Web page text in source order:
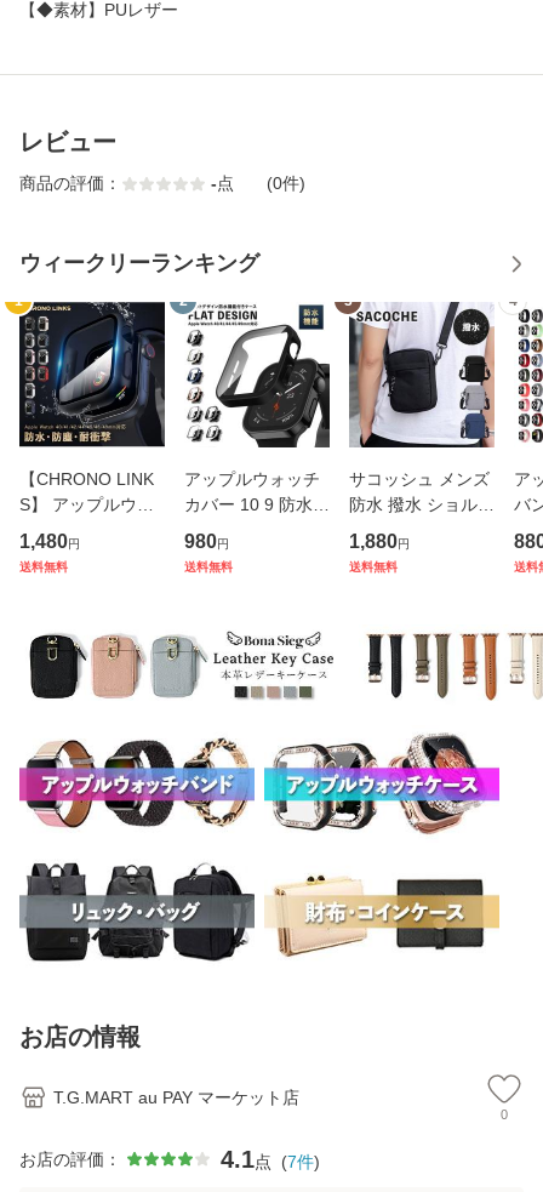
【◆素材】 PUレザー
レビュー
商品の評価： -点 (0件)
ウィークリーランキング
1
【CHRONO LINK
S】 アップルウォ
ッチ カバー 10 9 8
7 6 防水 防塵 46m
フィルム IP68 一
体型 ケース スタ
1,480円
送料無料
2
アップルウォッチ
カバー 10 9 防水
防水ケース 防水カ
バー フラットカバ
mm 強化ガラス ガ
ラスフィ
980円
送料無料
3
サコッシュ メンズ
防水 撥水 ショルダ
ー ポーチ キャンバ
ス 斜め掛け おしゃ
グ ポシェット レデ
1,880円
送料無料
4
ア
バ
9 8
ツ
送料
お店の情報
T.G.MART au PAY マーケット店
0
お店の評価： 4.1点 (7件)